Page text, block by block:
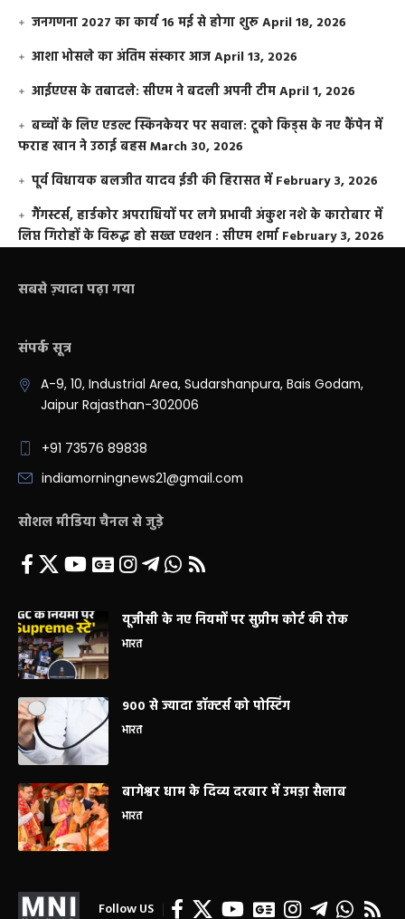
जनगणना 2027 का कार्य 16 मई से होगा शुरूApril 18, 2026
आशा भोसले का अंतिम संस्कार आजApril 13, 2026
आईएएस के तबादले: सीएम ने बदली अपनी टीमApril 1, 2026
बच्चों के लिए एडल्ट स्किनकेयर पर सवाल: टूको किड्स के नए कैंपेन में
फराह खान ने उठाई बहसMarch 30, 2026
पूर्व विधायक बलजीत यादव ईडी की हिरासत में February 3, 2026
गैंगस्टर्स, हार्डकोर अपराधियों पर लगे प्रभावी अंकुश नशे के कारोबार में
लिप्त गिरोहों के विरूद्ध हो सख्त एक्शन : सीएम शर्मा February 3, 2026
सबसे ज़्यादा पढ़ा गया
संपर्क सूत्र
A-9, 10, Industrial Area, Sudarshanpura, Bais Godam,
Jaipur Rajasthan-302006
+91 73576 89838
indiamorningnews21@gmail.com
सोशल मीडिया चैनल से जुड़े
यूजीसी के नए नियमों पर सुप्रीम कोर्ट की रोक
भारत
900 से ज्यादा डॉक्टर्स को पोस्टिंग
भारत
बागेश्वर धाम के दिव्य दरबार में उमड़ा सैलाब
भारत
Follow US